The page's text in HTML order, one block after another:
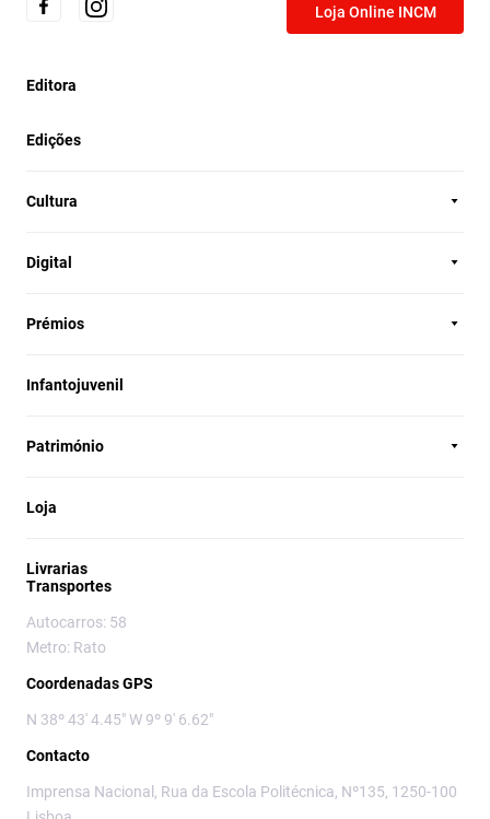
Loja Online INCM
Editora
Edições
Cultura
Digital
Prémios
Infantojuvenil
Património
Loja
Livrarias
Transportes
Autocarros: 58
Metro: Rato
Coordenadas GPS
N 38º 43' 4.45" W 9º 9' 6.62"
Contacto
Imprensa Nacional, Rua da Escola Politécnica, Nº135, 1250-100